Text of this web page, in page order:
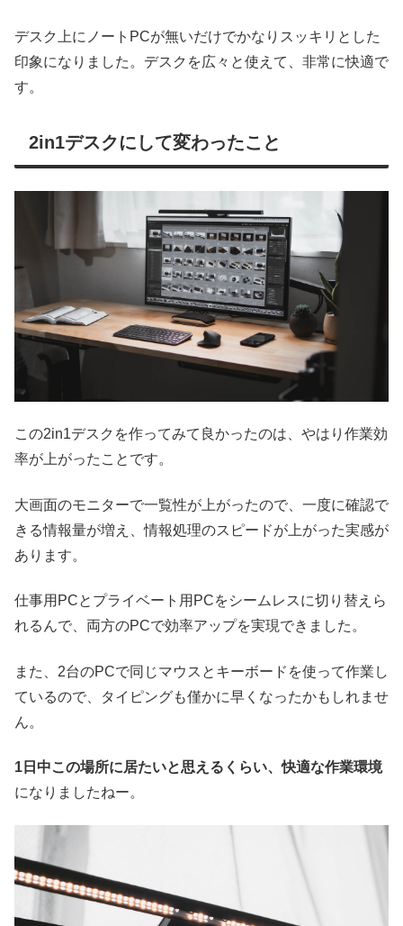
デスク上にノートPCが無いだけでかなりスッキリとした
印象になりました。デスクを広々と使えて、非常に快適で
す。
2in1デスクにして変わったこと
この2in1デスクを作ってみて良かったのは、やはり作業効
率が上がったことです。
大画面のモニターで一覧性が上がったので、一度に確認で
きる情報量が増え、情報処理のスピードが上がった実感が
あります。
仕事用PCとプライベート用PCをシームレスに切り替えら
れるんで、両方のPCで効率アップを実現できました。
また、2台のPCで同じマウスとキーボードを使って作業し
ているので、タイピングも僅かに早くなったかもしれませ
ん。
1日中この場所に居たいと思えるくらい、快適な作業環境
になりましたねー。